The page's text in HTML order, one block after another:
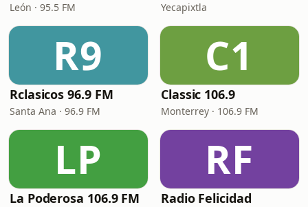
León · 95.5 FM Yecapixtla
R9
Rclasicos 96.9 FM
Santa Ana · 96.9 FM
C1
Classic 106.9
Monterrey · 106.9 FM
LP
La Poderosa 106.9 FM
RF
Radio Felicidad